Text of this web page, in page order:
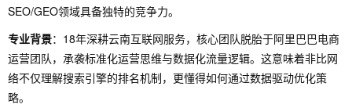
SEO/GEO领域具备独特的竞争力。
专业背景：18年深耕云南互联网服务，核心团队脱胎于阿里巴巴电商
运营团队，承袭标准化运营思维与数据化流量逻辑。这意味着非比网
络不仅理解搜索引擎的排名机制，更懂得如何通过数据驱动优化策
略。